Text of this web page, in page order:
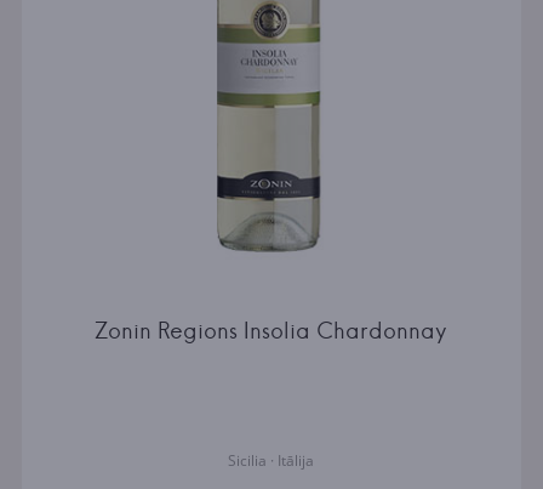
Zonin Regions Insolia Chardonnay
Sicilia · Itālija